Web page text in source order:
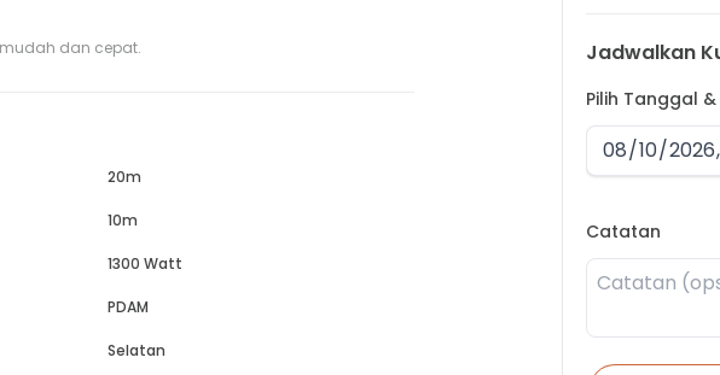
mudah dan cepat.
20m
10m
1300 Watt
PDAM
Selatan
Jadwalkan
Pilih Tanggal
Catatan